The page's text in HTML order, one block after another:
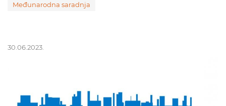
Međunarodna saradnja
30.06.2023.